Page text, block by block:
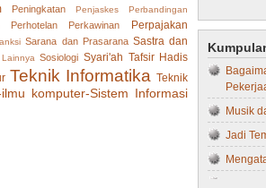
Peningkatan Penjaskes Perbandingan
Perhotelan Perkawinan
Perpajakan
Sarana dan Prasarana Sastra dan
Sosiologi Syari'ah Tafsir Hadis
Teknik Informatika Teknik
komputer-Sistem Informasi
Kimia
4 Jenis
Dapat
10 Kiat
Musik
Jadi